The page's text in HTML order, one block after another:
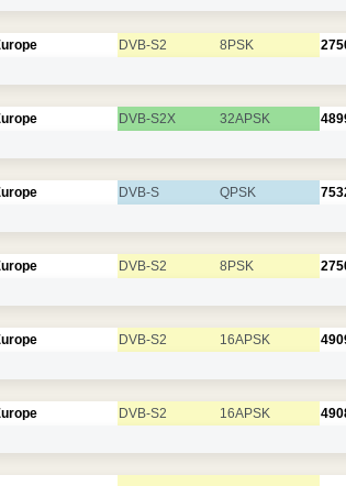
DVB-S2 8PSK
DVB-S2X 32APSK
DVB-S QPSK
DVB-S2 8PSK
DVB-S2 16APSK
DVB-S2 16APSK